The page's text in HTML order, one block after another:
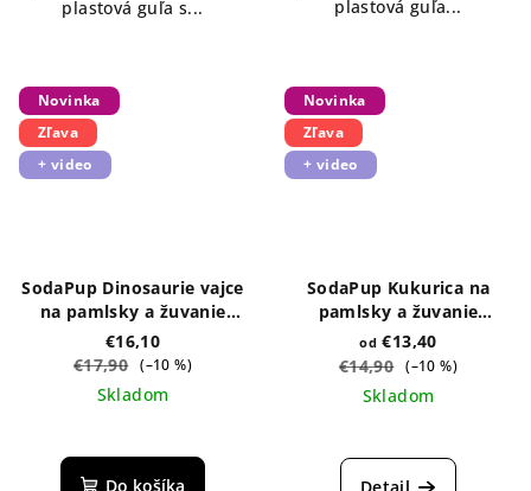
plastová guľa s...
plastová guľa...
Novinka
Zľava
+ video
SodaPup Dinosaurie vajce
na pamlsky a žuvanie
Original - zelené
€16,10
€17,90 (–10 %)
Skladom
Do košíka
Novinka
Zľava
+ video
SodaPup Kukurica na
pamlsky a žuvanie
Original - rôzne veľkosti
od €13,40
€14,90 (–10 %)
Skladom